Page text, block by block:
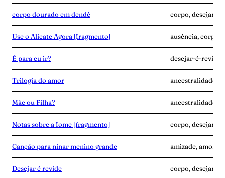
corpo dourado em dendê corpo, desejar-
Use o Alicate Agora [fragmento] ausência, corpo,
É para eu ir? desejar-é-
Trilogia do amor ancestralidade,
Mãe ou Filha? ancestralidade,
Notas sobre a fome [fragmento] corpo, desejar-é-
Canção para ninar menino grande amizade, amor,
Desejar é revide corpo, desejar-